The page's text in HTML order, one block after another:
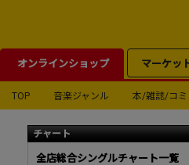
オンラインショップ マーケッ
TOP 音楽ジャンル 本/雑誌/コミ
チャート
全店総合シングルチャート一覧